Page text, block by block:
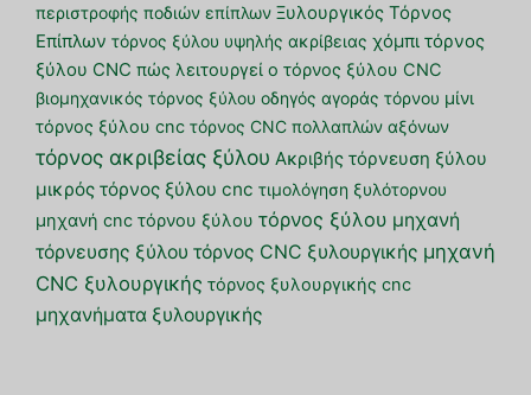
περιστροφής ποδιών επίπλων Ξυλουργικός Τόρνος
Επίπλων τόρνος ξύλου υψηλής ακρίβειας χόμπι τόρνος
ξύλου CNC πώς λειτουργεί ο τόρνος ξύλου CNC
βιομηχανικός τόρνος ξύλου οδηγός αγοράς τόρνου μίνι
τόρνος ξύλου cnc τόρνος CNC πολλαπλών αξόνων
τόρνος ακριβείας ξύλου Ακριβής τόρνευση ξύλου
μικρός τόρνος ξύλου cnc τιμολόγηση ξυλότορνου
μηχανή cnc τόρνου ξύλου τόρνος ξύλου μηχανή
τόρνευσης ξύλου τόρνος CNC ξυλουργικής μηχανή
CNC ξυλουργικής τόρνος ξυλουργικής cnc
μηχανήματα ξυλουργικής